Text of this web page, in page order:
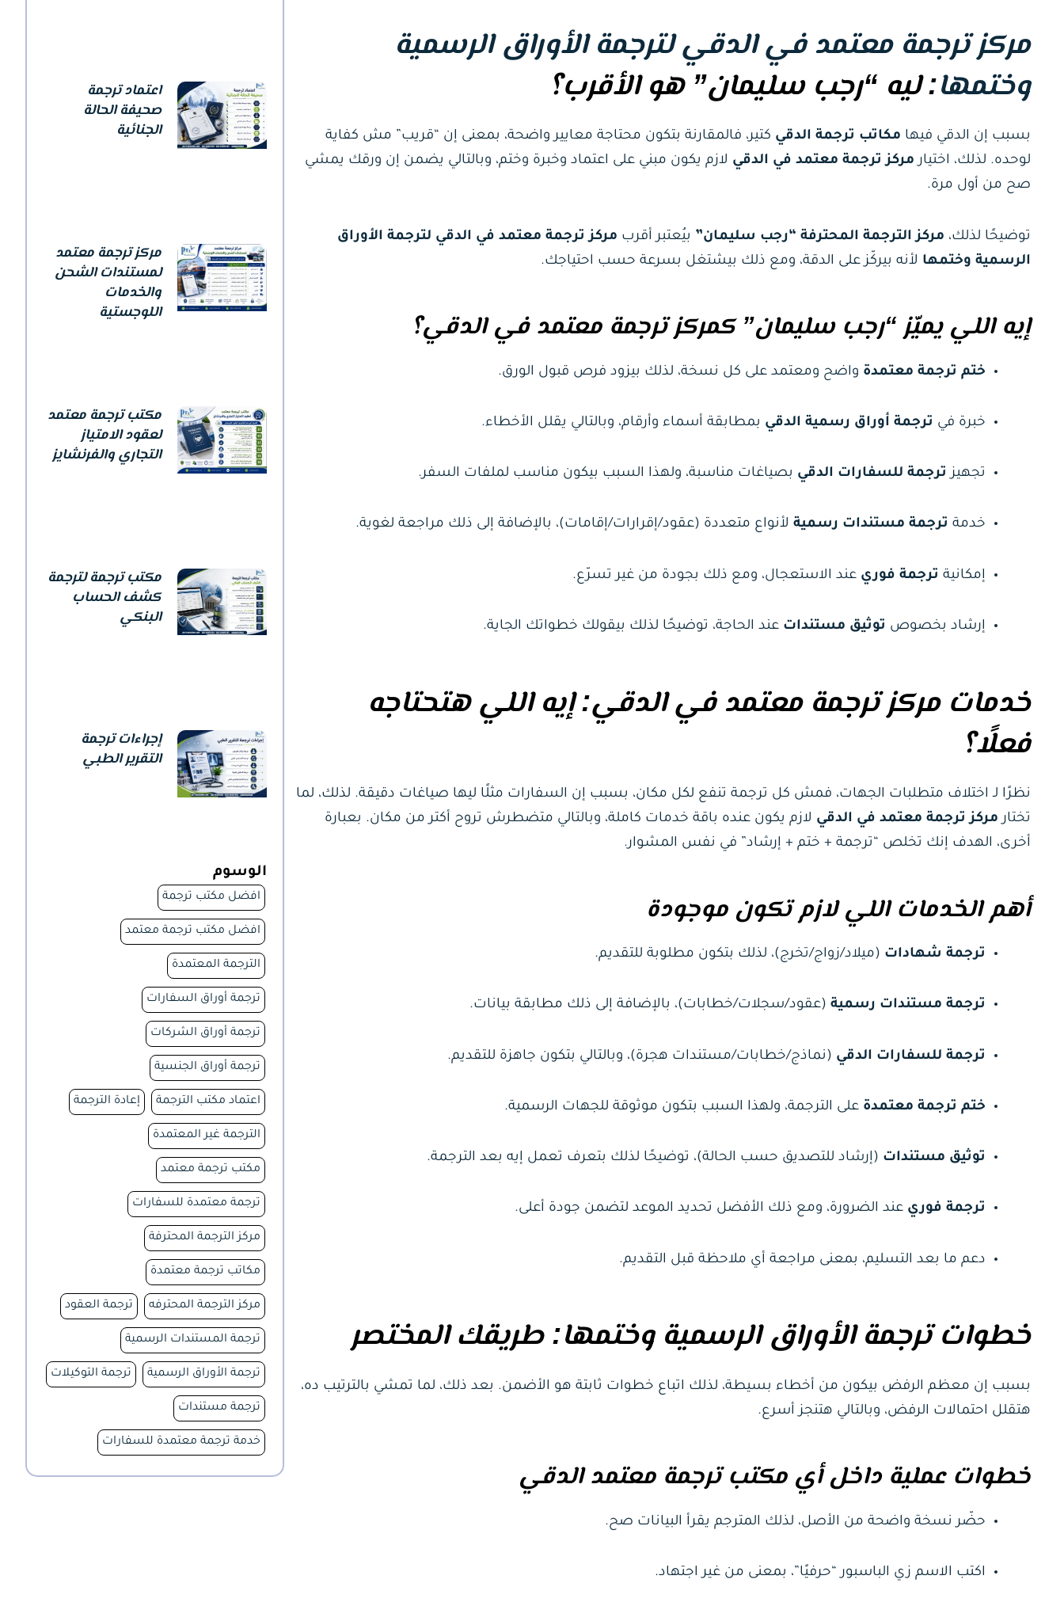
اعتماد ترجمة
صحيفة الحالة
الجنائية
مركز ترجمة معتمد
لمستندات الشحن
والخدمات
اللوجستية
مكتب ترجمة معتمد
لعقود الامتياز
التجاري والفرنشايز
مكتب ترجمة لترجمة
كشف الحساب
البنكي
إجراءات ترجمة
التقرير الطبي
الوسوم
افضل مكتب ترجمة
افضل مكتب ترجمة معتمد
الترجمة المعتمدة
ترجمة أوراق السفارات
ترجمة أوراق الشركات
ترجمة أوراق الجنسية
اعتماد مكتب الترجمة إعادة الترجمة
الترجمة غير المعتمدة
مكتب ترجمة معتمد
ترجمة معتمدة للسفارات
مركز الترجمة المحترفة
مكاتب ترجمة معتمدة
مركز الترجمة المحترفه ترجمة العقود
ترجمة المستندات الرسمية
ترجمة الأوراق الرسمية ترجمة التوكيلات
ترجمة مستندات
خدمة ترجمة معتمدة للسفارات
مركز ترجمة معتمد في الدقي لترجمة الأوراق الرسمية
وختمها: ليه “رجب سليمان” هو الأقرب؟
بسبب إن الدقي فيها مكاتب ترجمة الدقي كتير، فالمقارنة بتكون محتاجة معايير واضحة، بمعنى إن “قريب” مش كفاية
لوحده. لذلك، اختيار مركز ترجمة معتمد في الدقي لازم يكون مبني على اعتماد وخبرة وختم، وبالتالي يضمن إن ورقك يمشي
صح من أول مرة.
توضيحًا لذلك، مركز الترجمة المحترفة “رجب سليمان” بيُعتبر أقرب مركز ترجمة معتمد في الدقي لترجمة الأوراق
الرسمية وختمها لأنه بيركّز على الدقة، ومع ذلك بيشتغل بسرعة حسب احتياجك.
إيه اللي يميّز “رجب سليمان” كمركز ترجمة معتمد في الدقي؟
ختم ترجمة معتمدة واضح ومعتمد على كل نسخة، لذلك بيزود فرص قبول الورق.
خبرة في ترجمة أوراق رسمية الدقي بمطابقة أسماء وأرقام، وبالتالي يقلل الأخطاء.
تجهيز ترجمة للسفارات الدقي بصياغات مناسبة، ولهذا السبب بيكون مناسب لملفات السفر.
خدمة ترجمة مستندات رسمية لأنواع متعددة (عقود/إقرارات/إقامات)، بالإضافة إلى ذلك مراجعة لغوية.
إمكانية ترجمة فوري عند الاستعجال، ومع ذلك بجودة من غير تسرّع.
إرشاد بخصوص توثيق مستندات عند الحاجة، توضيحًا لذلك بيقولك خطواتك الجاية.
خدمات مركز ترجمة معتمد في الدقي: إيه اللي هتحتاجه
فعلًا؟
نظرًا لـ اختلاف متطلبات الجهات، فمش كل ترجمة تنفع لكل مكان، بسبب إن السفارات مثلًا ليها صياغات دقيقة. لذلك، لما
تختار مركز ترجمة معتمد في الدقي لازم يكون عنده باقة خدمات كاملة، وبالتالي متضطرش تروح أكتر من مكان. بعبارة
أخرى، الهدف إنك تخلص “ترجمة + ختم + إرشاد” في نفس المشوار.
أهم الخدمات اللي لازم تكون موجودة
ترجمة شهادات (ميلاد/زواج/تخرج)، لذلك بتكون مطلوبة للتقديم.
ترجمة مستندات رسمية (عقود/سجلات/خطابات)، بالإضافة إلى ذلك مطابقة بيانات.
ترجمة للسفارات الدقي (نماذج/خطابات/مستندات هجرة)، وبالتالي بتكون جاهزة للتقديم.
ختم ترجمة معتمدة على الترجمة، ولهذا السبب بتكون موثوقة للجهات الرسمية.
توثيق مستندات (إرشاد للتصديق حسب الحالة)، توضيحًا لذلك بتعرف تعمل إيه بعد الترجمة.
ترجمة فوري عند الضرورة، ومع ذلك الأفضل تحديد الموعد لتضمن جودة أعلى.
دعم ما بعد التسليم، بمعنى مراجعة أي ملاحظة قبل التقديم.
خطوات ترجمة الأوراق الرسمية وختمها: طريقك المختصر
بسبب إن معظم الرفض بيكون من أخطاء بسيطة، لذلك اتباع خطوات ثابتة هو الأضمن. بعد ذلك، لما تمشي بالترتيب ده،
هتقلل احتمالات الرفض، وبالتالي هتنجز أسرع.
خطوات عملية داخل أي مكتب ترجمة معتمد الدقي
حضّر نسخة واضحة من الأصل، لذلك المترجم يقرأ البيانات صح.
اكتب الاسم زي الباسبور “حرفيًا”، بمعنى من غير اجتهاد.